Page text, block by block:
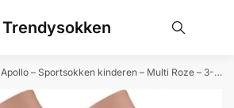
Trendysokken
Apollo – Sportsokken kinderen – Multi Roze – 3-Pak – 27/30 – Kindersokken – Kindersokken jongens – Kindersokken meisjes – Sokken jongens – Apollo